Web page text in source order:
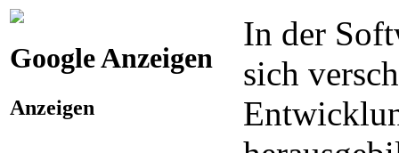
Google Anzeigen
Anzeigen
In der
sich